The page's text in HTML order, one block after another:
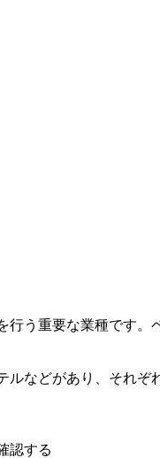
う重要な業種です。
などがあり、それ
認する